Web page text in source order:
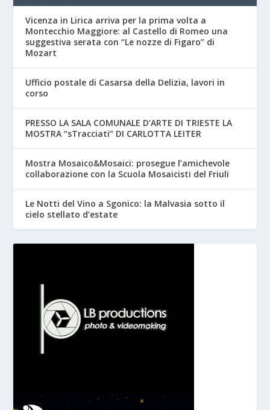
Vicenza in Lirica arriva per la prima volta a
Montecchio Maggiore: al Castello di Romeo una
suggestiva serata con “Le nozze di Figaro” di
Mozart
Ufficio postale di Casarsa della Delizia, lavori in
corso
PRESSO LA SALA COMUNALE D’ARTE DI TRIESTE LA
MOSTRA “sTracciati” DI CARLOTTA LEITER
Mostra Mosaico&Mosaici: prosegue l’amichevole
collaborazione con la Scuola Mosaicisti del Friuli
Le Notti del Vino a Sgonico: la Malvasia sotto il
cielo stellato d’estate